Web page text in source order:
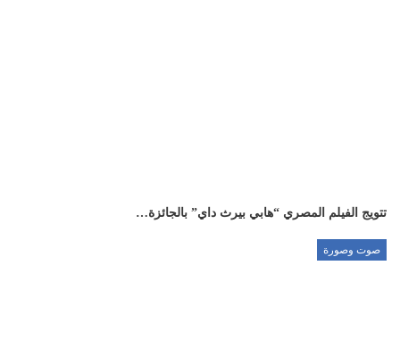
تتويج الفيلم المصري “هابي بيرث داي” بالجائزة…
صوت وصورة